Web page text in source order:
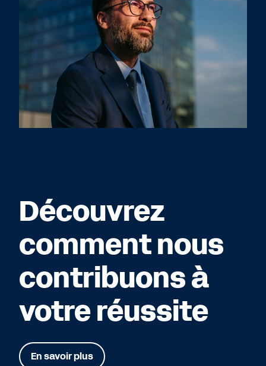
Découvrez
comment nous
contribuons à
votre réussite
En savoir plus